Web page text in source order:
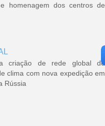
homenagem dos centros de
criação de rede global de
clima com nova expedição em
Rússia